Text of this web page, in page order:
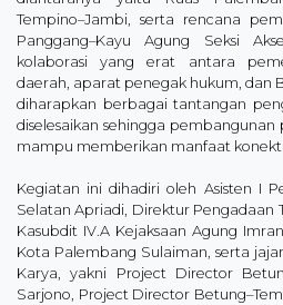
Tempino–Jambi, serta rencana
Panggang–Kayu Agung Seksi
kolaborasi yang erat antara
daerah, aparat penegak hukum, dan
diharapkan berbagai tantangan
diselesaikan sehingga
mampu memberikan manfaat
Kegiatan ini dihadiri oleh Asisten I
Selatan Apriadi, Direktur Pengadaan
Kasubdit IV.A Kejaksaan Agung
Kota Palembang Sulaiman, serta
Karya, yakni Project Director
Sarjono, Project Director